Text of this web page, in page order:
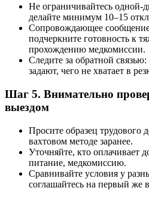
Не ограничивайтесь
делайте минимум 10–15
Сопровождающее
подчеркните готовность к
прохождению медкомиссии.
Следите за обратной
задают, чего не хватает в
Шаг 5. Внимательно
выездом
Просите образец трудового
вахтовом методе заранее.
Уточняйте, кто оплачивает
питание, медкомиссию.
Сравнивайте условия у
соглашайтесь на первый же